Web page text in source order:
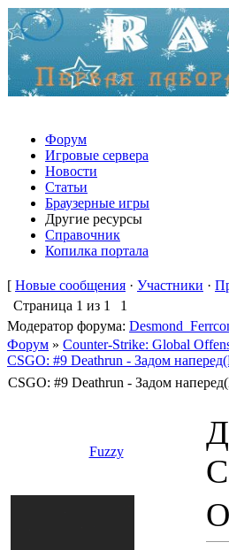
Форум
Игровые сервера
Новости
Статьи
Браузерные игры
Другие ресурсы
Справочник
Копилка портала
[ Новые сообщения · Участники ·
Страница 1 из 1
1
Модератор форума:
Форум » Counter-Strike: Global
CSGO: #9 Deathrun - Задом
CSGO: #9 Deathrun - Задом
Fuzzy